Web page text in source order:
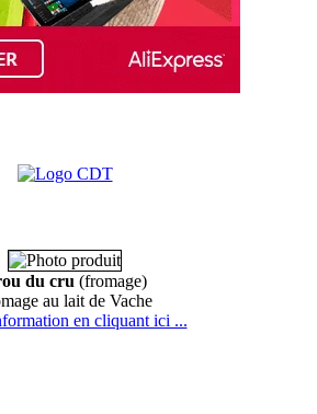
du cru (fromage)
au lait de Vache
en cliquant ici ...